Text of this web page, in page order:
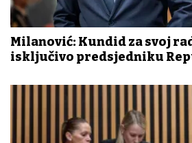
Milanović: Kundid za svoj
isključivo predsjedniku